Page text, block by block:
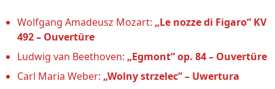
Wolfgang Amadeusz Mozart: „Le nozze di Figaro“ KV
492 – Ouvertüre
Ludwig van Beethoven: „Egmont“ op. 84 – Ouvertüre
Carl Maria Weber: „Wolny strzelec” – Uwertura